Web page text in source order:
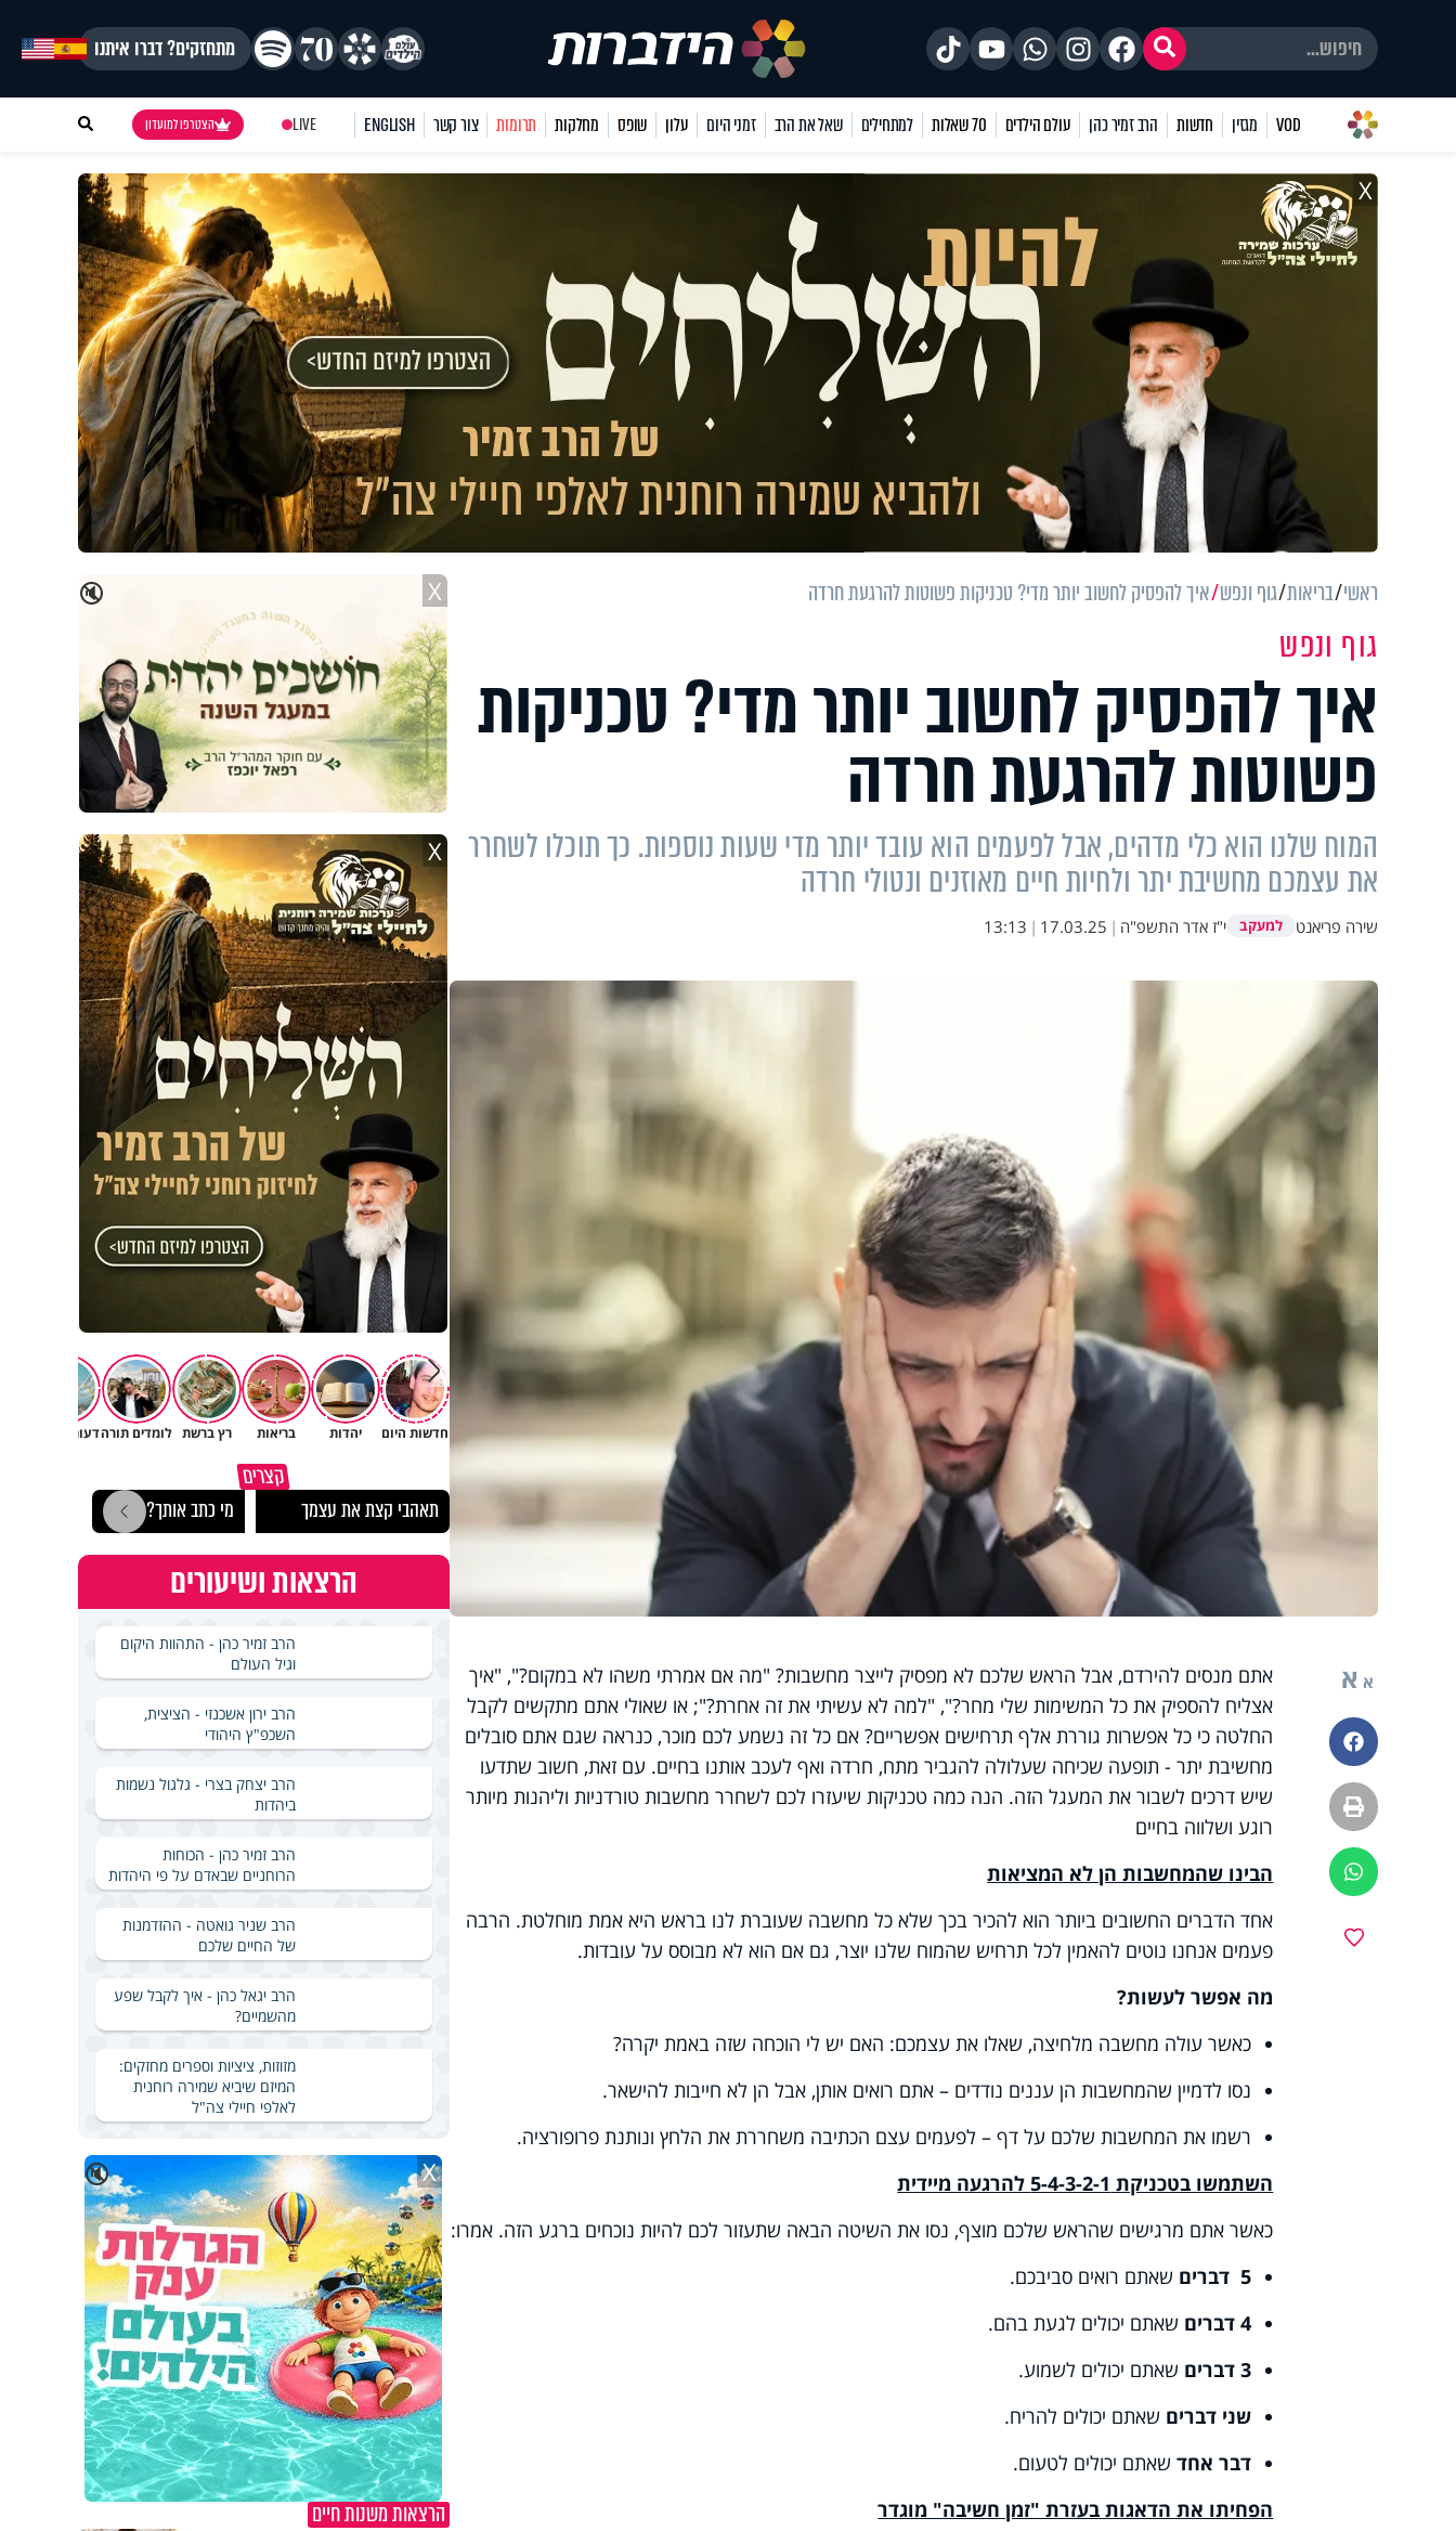
מתחזקים? דברו איתנו
VOD מגזין חדשות הרב זמיר כהן עולם הילדים 70 שאלות למתחילים שאל את הרב זמני היום עלון שופס מחלקות תרומות צור קשר ENGLISH
LIVE הצטרפו למועדון
X
ראשי בריאות גוף ונפש איך להפסיק לחשוב יותר מדי? טכניקות פשוטות להרגעת חרדה
גוף ונפש
איך להפסיק לחשוב יותר מדי? טכניקות
פשוטות להרגעת חרדה
המוח שלנו הוא כלי מדהים, אבל לפעמים הוא עובד יותר מדי שעות נוספות. כך תוכלו לשחרר
את עצמכם מחשיבת יתר ולחיות חיים מאוזנים ונטולי חרדה
שירה פריאנט למעקב י"ז אדר התשפ"ה |
17.03.25
|
13:13
א א
פייסבוק
הדפסה
ווטסאפ
אתם מנסים להירדם, אבל הראש שלכם לא מפסיק לייצר מחשבות? "מה אם אמרתי משהו לא במקום?", "איך
אצליח להספיק את כל המשימות שלי מחר?", "למה לא עשיתי את זה אחרת?"; או שאולי אתם מתקשים לקבל
החלטה כי כל אפשרות גוררת אלף תרחישים אפשריים? אם כל זה נשמע לכם מוכר, כנראה שגם אתם סובלים
מחשיבת יתר - תופעה שכיחה שעלולה להגביר מתח, חרדה ואף לעכב אותנו בחיים. עם זאת, חשוב שתדעו
שיש דרכים לשבור את המעגל הזה. הנה כמה טכניקות שיעזרו לכם לשחרר מחשבות טורדניות וליהנות מיותר
רוגע ושלווה בחיים
הבינו שהמחשבות הן לא המציאות
אחד הדברים החשובים ביותר הוא להכיר בכך שלא כל מחשבה שעוברת לנו בראש היא אמת מוחלטת. הרבה
פעמים אנחנו נוטים להאמין לכל תרחיש שהמוח שלנו יוצר, גם אם הוא לא מבוסס על עובדות.
מה אפשר לעשות?
כאשר עולה מחשבה מלחיצה, שאלו את עצמכם: האם יש לי הוכחה שזה באמת יקרה?
נסו לדמיין שהמחשבות הן עננים נודדים – אתם רואים אותן, אבל הן לא חייבות להישאר.
רשמו את המחשבות שלכם על דף – לפעמים עצם הכתיבה משחררת את הלחץ ונותנת פרופורציה.
השתמשו בטכניקת 5-4-3-2-1 להרגעה מיידית
כאשר אתם מרגישים שהראש שלכם מוצף, נסו את השיטה הבאה שתעזור לכם להיות נוכחים ברגע הזה. אמרו:
5 דברים שאתם רואים סביבכם.
4 דברים
שאתם יכולים לגעת בהם.
3 דברים
שאתם יכולים לשמוע.
שני דברים שאתם יכולים להריח.
דבר אחדשאתם יכולים לטעום.
הפחיתו את הדאגות בעזרת "זמן חשיבה" מוגדר
🔇 X
X
חדשות היום יהדות בריאות רץ ברשת לומדים תורהדעות וטורים
קצרים
תאהבי קצת את עצמך מי כתב אותך?
הרצאות ושיעורים
הרב זמיר כהן - התהוות היקום
וגיל העולם
הרב ירון אשכנזי - הציצית,
השכפ"ץ היהודי
הרב יצחק בצרי - גלגול נשמות
ביהדות
הרב זמיר כהן - הכוחות
הרוחניים שבאדם על פי היהדות
הרב שניר גואטה - ההזדמנות
של החיים שלכם
הרב יגאל כהן - איך לקבל שפע
מהשמיים?
מזוזות, ציציות וספרים מחזקים:
המיזם שיביא שמירה רוחנית
לאלפי חיילי צה"ל
🔇 X
הרצאות משנות חיים